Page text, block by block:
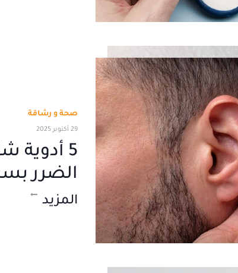
صحة و رشاقة
29 أكتوبر 2025
5 أدوية
الضرر
المزيد